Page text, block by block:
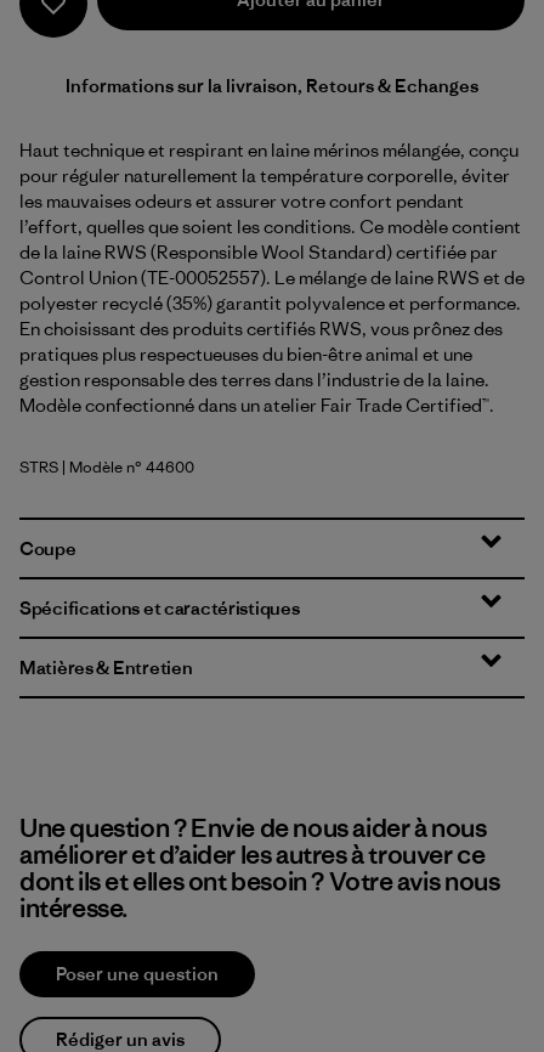
Informations sur la livraison, Retours & Echanges
Haut technique et respirant en laine mérinos mélangée, conçu
pour réguler naturellement la température corporelle, éviter
les mauvaises odeurs et assurer votre confort pendant
l’effort, quelles que soient les conditions. Ce modèle contient
de la laine RWS (Responsible Wool Standard) certifiée par
Control Union (TE-00052557). Le mélange de laine RWS et de
polyester recyclé (35%) garantit polyvalence et performance.
En choisissant des produits certifiés RWS, vous prônez des
pratiques plus respectueuses du bien-être animal et une
gestion responsable des terres dans l’industrie de la laine.
Modèle confectionné dans un atelier Fair Trade Certified™.
Strata Stripe: Shore Blue
STRS | Modèle n° 44600
Coupe
Spécifications et caractéristiques
Matières & Entretien
Une question ? Envie de nous aider à nous
améliorer et d’aider les autres à trouver ce
dont ils et elles ont besoin ? Votre avis nous
intéresse.
Poser une question
Rédiger un avis